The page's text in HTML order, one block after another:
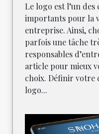
Le logo est l’un
importants pour la
entreprise. Ainsi,
parfois une tâche
responsables
article pour mieux
choix. Définir votre
logo...